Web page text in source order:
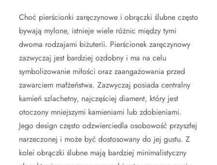
Choć pierścionki zaręczynowe i obrączki ślubne często
bywają mylone, istnieje wiele różnic między tymi
dwoma rodzajami biżuterii. Pierścionek zaręczynowy
zazwyczaj jest bardziej ozdobny i ma na celu
symbolizowanie miłości oraz zaangażowania przed
zawarciem małżeństwa. Zazwyczaj posiada centralny
kamień szlachetny, najczęściej diament, który jest
otoczony mniejszymi kamieniami lub zdobieniami.
Jego design często odzwierciedla osobowość przyszłej
narzeczonej i może być dostosowany do jej gustu. Z
kolei obrączki ślubne mają bardziej minimalistyczny